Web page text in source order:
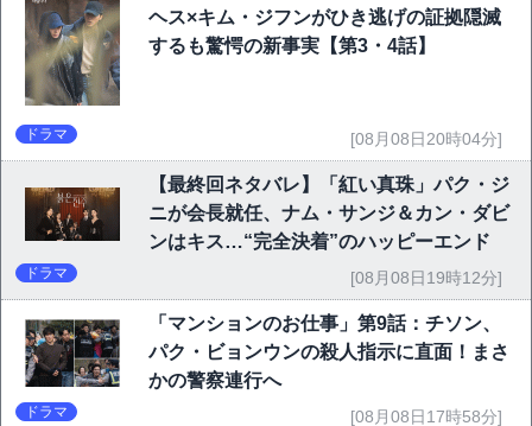
ヘス×キム・ジフンがひき逃げの証拠隠滅
するも驚愕の新事実【第3・4話】
ドラマ [08月08日20時04分]
【最終回ネタバレ】「紅い真珠」パク・ジ
ニが会長就任、ナム・サンジ＆カン・ダビ
ンはキス…“完全決着”のハッピーエンド
ドラマ [08月08日19時12分]
「マンションのお仕事」第9話：チソン、
パク・ビョンウンの殺人指示に直面！まさ
かの警察連行へ
ドラマ [08月08日17時58分]